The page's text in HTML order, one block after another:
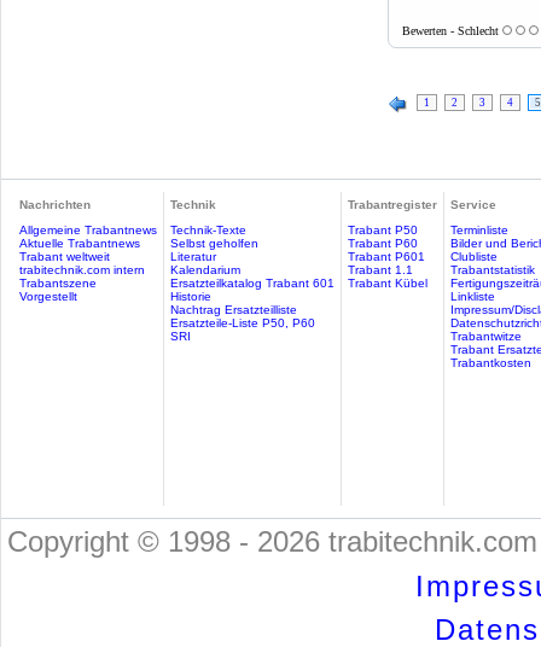
Bewerten - Schlecht
1 2 3 4 5
Nachrichten
Allgemeine Trabantnews
Aktuelle Trabantnews
Trabant weltweit
trabitechnik.com intern
Trabantszene
Vorgestellt
Technik
Technik-Texte
Selbst geholfen
Literatur
Kalendarium
Ersatzteilkatalog Trabant 601
Historie
Nachtrag Ersatzteilliste
Ersatzteile-Liste P50, P60
SRI
Trabantregister
Trabant P50
Trabant P60
Trabant P601
Trabant 1.1
Trabant Kübel
Service
Terminliste
Bilder und
Clubliste
Trabantstatistik
Linkliste
Impressum/
Trabantwitze
Trabant
Trabantkosten
Copyright © 1998 - 2026